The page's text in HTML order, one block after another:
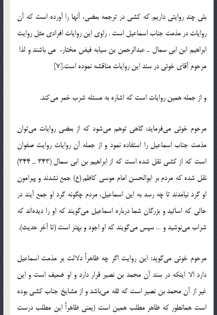
بلی چند روایتی داریم که کشی در ترجمه بعضی، آنها را آورده است که آن
روایات در مذمت جناب اسماعیل است . راوی این روایات افرادی مثل روایت
ابراهیم ابن ابی سمال ـ عبدالرحمن بن سیابه فیض مختار، می باشند و لذا
مرحوم آقای خوئی در سند این روایات مناقشه نموده است.[7]
و از جمله همین روایات است که اشاره به مسئله شرب خمر می‌کند.
مرحوم خوئی می‌فرماید: گاهی توهم می‌شود که از بعضی روایات می‌توان
مذمت جناب اسماعیل را استفاده نمود و از جمله آن روایات روایت صفوان
است که از کشی نقل شده است که از ابراهیم بن ابی سمال (343 ـ‌ 344)
نقل شده که مردم بر ابوالحسن امام موسی کاظم (ع)‌ جمع نشدند و پیرامون
او گرد نیامدند تا چه رسد به این اسماعیل، مردم چگونه گرد او جمع آیند در
حالی که اساتید و بزرگان شما درباره اسماعیل می‌گویند که او را دیده‌اند که
شراب می‌نوشید و … سپس می‌گویند که او اجود و بهتر است (تا آخر حدیث).
مرحوم خوئی می‌گوید: این روایت اگر چه ظاهراً دلالت بر مذمت اسماعیل
دارد الا اینکه در سند آن محمد بن نصیر قرار دارد و او ضعیف است و این
غیر از آن محمد بن نصیر است که ثقه می‌باشد و از مشایخ جناب کشی بوده
است همانطور که ظاهر مطلب همین است (یعنی ظاهراً این مطلب درست